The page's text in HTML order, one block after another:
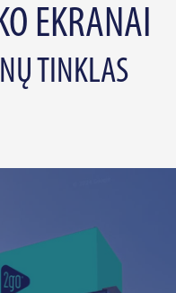
EKRANAI
TINKLAS